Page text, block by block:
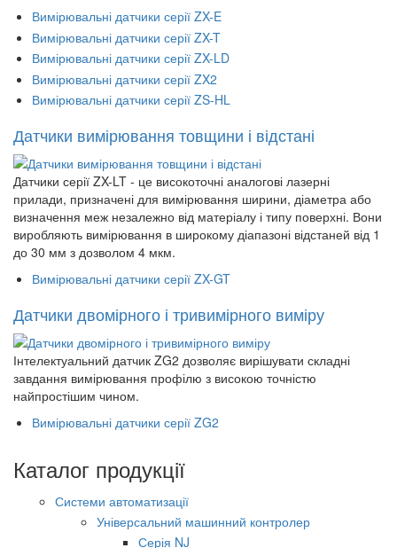
Вимірювальні датчики серії ZX-E
Вимірювальні датчики серії ZX-T
Вимірювальні датчики серії ZX-LD
Вимірювальні датчики серії ZX2
Вимірювальні датчики серії ZS-HL
Датчики вимірювання товщини і відстані
Датчики серії ZX-LT - це високоточні аналогові лазерні
прилади, призначені для вимірювання ширини, діаметра або
визначення меж незалежно від матеріалу і типу поверхні. Вони
виробляють вимірювання в широкому діапазоні відстаней від 1
до 30 мм з дозволом 4 мкм.
Вимірювальні датчики серії ZX-GT
Датчики двомірного і тривимірного виміру
Інтелектуальний датчик ZG2 дозволяє вирішувати складні
завдання вимірювання профілю з високою точністю
найпростішим чином.
Вимірювальні датчики серії ZG2
Каталог продукції
Системи автоматизації
Універсальний машинний контролер
Серія NJ